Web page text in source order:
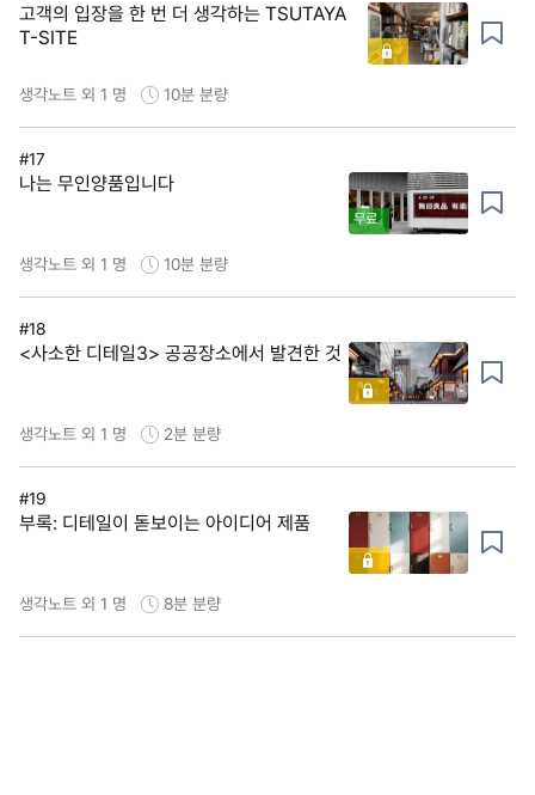
고객의 입장을 한 번 더 생각하는 TSUTAYA
T-SITE
생각노트 외 1 명 10분 분량
#17
나는 무인양품입니다
무료
생각노트 외 1 명 10분 분량
#18
<사소한 디테일3> 공공장소에서 발견한 것
생각노트 외 1 명 2분 분량
#19
부록: 디테일이 돋보이는 아이디어 제품
생각노트 외 1 명 8분 분량